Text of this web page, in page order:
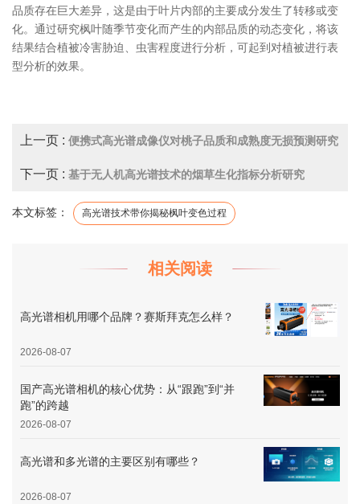
品质存在巨大差异，这是由于叶片内部的主要成分发生了转移或变
化。通过研究枫叶随季节变化而产生的内部品质的动态变化，将该
结果结合植被冷害胁迫、虫害程度进行分析，可起到对植被进行表
型分析的效果。
上一页 : 便携式高光谱成像仪对桃子品质和成熟度无损预测研究
下一页 : 基于无人机高光谱技术的烟草生化指标分析研究
本文标签： 高光谱技术带你揭秘枫叶变色过程
相关阅读
高光谱相机用哪个品牌？赛斯拜克怎么样？
2026-08-07
国产高光谱相机的核心优势：从“跟跑”到“并
跑”的跨越
2026-08-07
高光谱和多光谱的主要区别有哪些？
2026-08-07